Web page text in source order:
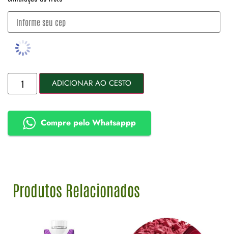
ADICIONAR AO CESTO
Compre pelo Whatsappp
Produtos Relacionados